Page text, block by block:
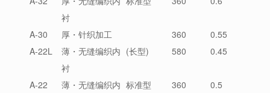
衬
A-30 厚・针织加工 360
0.55
A-22L
薄・无缝编织内
衬
(长型) 580 0.45
A-22
薄・无缝编织内 标准型 360 0.5